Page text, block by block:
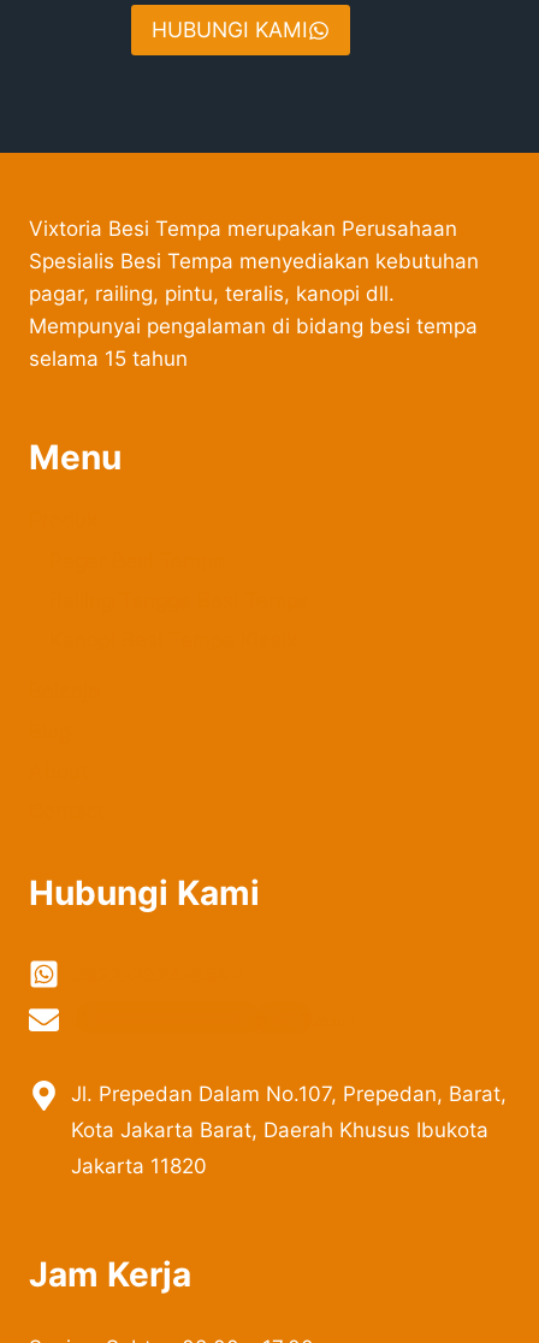
HUBUNGI KAMI
Vixtoria Besi Tempa merupakan Perusahaan
Spesialis Besi Tempa menyediakan kebutuhan
pagar, railing, pintu, teralis, kanopi dll.
Mempunyai pengalaman di bidang besi tempa
selama 15 tahun
Menu
Hubungi Kami
Jl. Prepedan Dalam No.107, Prepedan, Barat,
Kota Jakarta Barat, Daerah Khusus Ibukota
Jakarta 11820
Jam Kerja